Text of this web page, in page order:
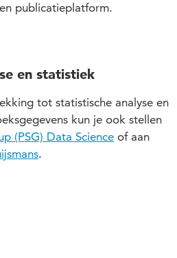
publicatieplatform.
en statistiek
tot statistische analyse en
kun je ook stellen
(PSG) Data Science of aan
.